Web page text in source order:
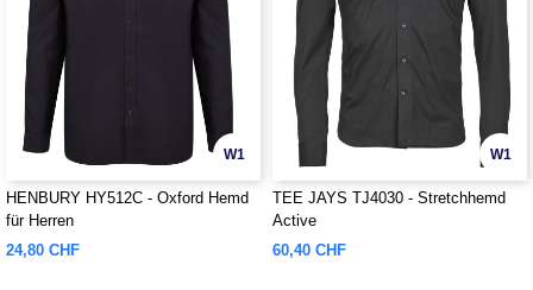
W1
HENBURY HY512C - Oxford Hemd
für Herren
24,80 CHF
W1
TEE JAYS TJ4030 - Stretchhemd
Active
60,40 CHF